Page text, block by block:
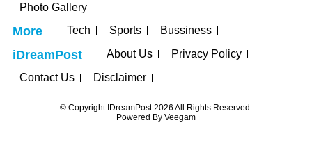
Photo Gallery
More Tech Sports Bussiness
iDreamPost About Us
Privacy Policy
Contact Us
Disclaimer
© Copyright IDreamPost 2026 All Rights Reserved.
Powered By Veegam